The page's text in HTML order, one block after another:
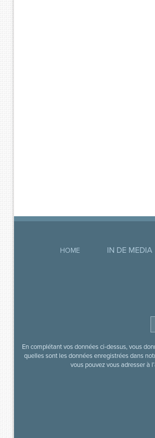
HOME IN DE MEDIA
En complétant vos données ci-dessus, vous
quelles sont les données enregistrées dans
vous pouvez vous adresser à